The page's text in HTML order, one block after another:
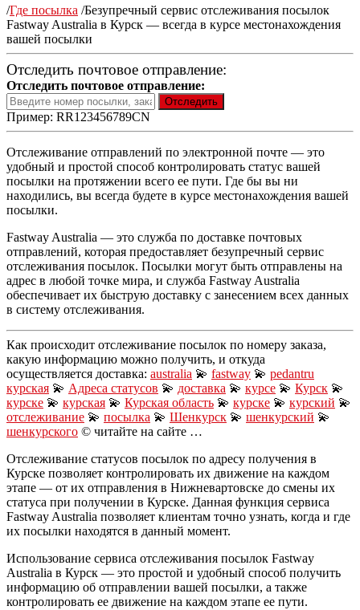
/Где посылка /Безупречный сервис отслеживания посылок
Fastway Australia в Курск — всегда в курсе местонахождения
вашей посылки
Отследить почтовое отправление:
Отследить почтовое отправление:
Пример: RR123456789CN
Отслеживание отправлений по электронной почте — это
удобный и простой способ контролировать статус вашей
посылки на протяжении всего ее пути. Где бы вы ни
находились, вы всегда будете в курсе местонахождения вашей
посылки.
Fastway Australia — это служба по доставке почтовых
отправлений, которая предоставляет безупречный сервис
отслеживания посылок. Посылки могут быть отправлены на
адрес в любой точке мира, и служба Fastway Australia
обеспечивает их быструю доставку с занесением всех данных
в систему отслеживания.
Как происходит отслеживание посылок по номеру заказа,
какую информацию можно получить, и откуда
осуществляется доставка: australia 💫 fastway 💫 pedantru
курская 💫 Адреса статусов 💫 доставка 💫 курсе 💫 Курск 💫
курскe 💫 курская 💫 Курская область 💫 курске 💫 курский 💫
отслеживание 💫 посылка 💫 Шенкурск 💫 шенкурский 💫
шенкурского © читайте на сайте …
Отслеживание статусов посылок по адресу получения в
Курске позволяет контролировать их движение на каждом
этапе — от их отправления в Нижневартовске до смены их
статуса при получении в Курске. Данная функция сервиса
Fastway Australia позволяет клиентам точно узнать, когда и где
их посылки находятся в данный момент.
Использование сервиса отслеживания посылок Fastway
Australia в Курск — это простой и удобный способ получить
информацию об отправлении вашей посылки, а также
контролировать ее движение на каждом этапе ее пути.